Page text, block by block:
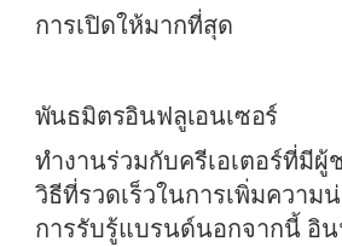
การเปิดให้มากที่สุด
พันธมิตรอินฟลูเอนเซอร์
ทำงานร่วมกับครีเอเตอร์ที่มี
วิธีที่รวดเร็วในการเพิ่มความ
การรับรู้แบรนด์นอกจากนี้ อิน